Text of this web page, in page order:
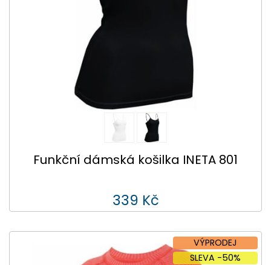
Funkční dámská košilka INETA 801
339 Kč
VÝPRODEJ
SLEVA -50%